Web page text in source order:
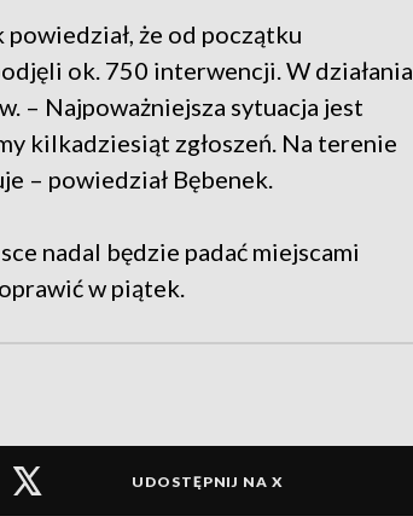
że od początku
ok. 750 interwencji. W działania
– Najpoważniejsza sytuacja jest
kilkadziesiąt zgłoszeń. Na terenie
– powiedział Bębenek.
nadal będzie padać miejscami
w piątek.
UDOSTĘPNIJ NA X